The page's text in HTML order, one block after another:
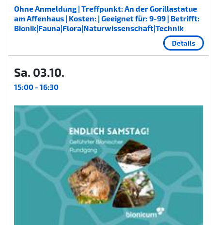
Ohne Anmeldung | Treffpunkt: An der Gorillastatue
am Affenhaus | Kosten: | Geeignet für: 9-99 | Betrifft:
Bionik|Fauna|Flora|Naturwissenschaft|Technik
Details
Sa. 03.10.
15:00 - 16:30